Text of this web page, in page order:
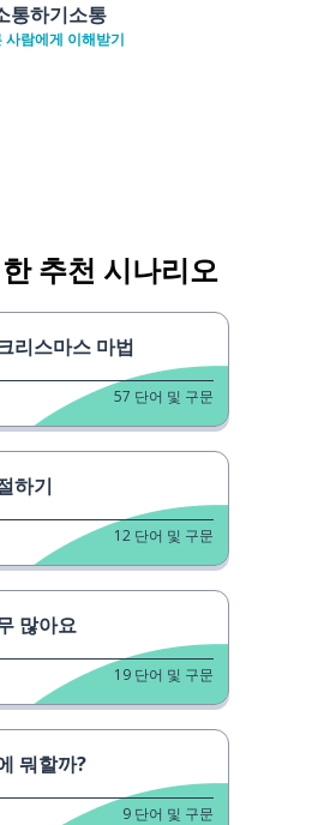
통하기소통
사람에게 이해받기
추천 시나리오
리스마스 마법
57 단어 및 구문
하기
12 단어 및 구문
많아요
19 단어 및 구문
뭐할까?
9 단어 및 구문